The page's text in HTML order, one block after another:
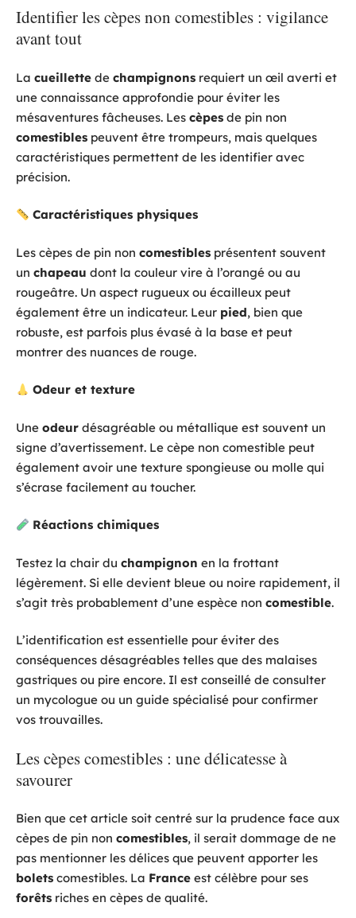
Identifier les cèpes non comestibles : vigilance
avant tout
La cueillette de champignons requiert un œil averti et
une connaissance approfondie pour éviter les
mésaventures fâcheuses. Les cèpes de pin non
comestibles peuvent être trompeurs, mais quelques
caractéristiques permettent de les identifier avec
précision.
Caractéristiques physiques
Les cèpes de pin non comestibles présentent souvent
un chapeau dont la couleur vire à l’orangé ou au
rougeâtre. Un aspect rugueux ou écailleux peut
également être un indicateur. Leur pied, bien que
robuste, est parfois plus évasé à la base et peut
montrer des nuances de rouge.
Odeur et texture
Une odeur désagréable ou métallique est souvent un
signe d’avertissement. Le cèpe non comestible peut
également avoir une texture spongieuse ou molle qui
s’écrase facilement au toucher.
Réactions chimiques
Testez la chair du champignon en la frottant
légèrement. Si elle devient bleue ou noire rapidement, il
s’agit très probablement d’une espèce non comestible.
L’identification est essentielle pour éviter des
conséquences désagréables telles que des malaises
gastriques ou pire encore. Il est conseillé de consulter
un mycologue ou un guide spécialisé pour confirmer
vos trouvailles.
Les cèpes comestibles : une délicatesse à
savourer
Bien que cet article soit centré sur la prudence face aux
cèpes de pin non comestibles, il serait dommage de ne
pas mentionner les délices que peuvent apporter les
bolets comestibles. La France est célèbre pour ses
forêts riches en cèpes de qualité.